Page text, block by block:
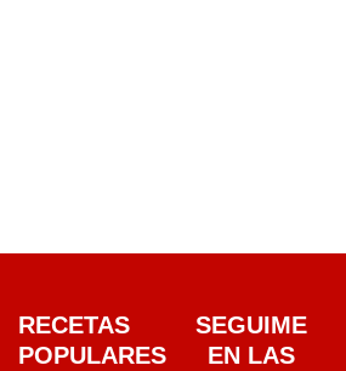
RECETAS
POPULARES
SEGUIME
EN LAS